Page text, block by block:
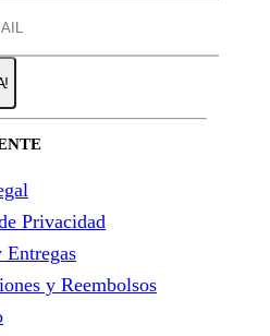
Privacidad
y Reembolsos